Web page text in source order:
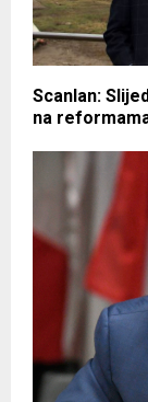
Scanlan:
na